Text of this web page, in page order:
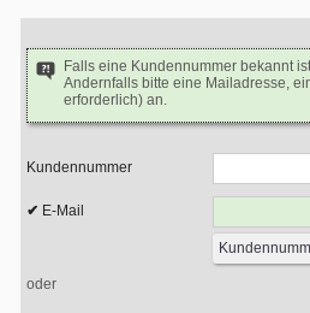
Falls eine Kundennummer bekannt
Andernfalls bitte eine Mailadresse,
erforderlich) an.
Kundennummer
E-Mail
oder